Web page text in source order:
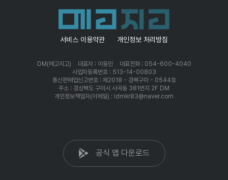
서비스 이용약관 개인정보 처리방침
DM(메고지고) 대표자 : 이동민
대표전화 : 054-600-4040
사업자등록번호 : 513-14-00803
통신판매업신고번호 : 제2018 - 경북구미 - 0544호
주소 : 경상북도 구미시 사곡동 381번지 2F DM
개인정보책임자(이메일) : ldmkr83@naver.com
공식 앱 다운로드